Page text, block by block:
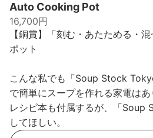
Auto Cooking Pot
16,700円
【銅賞】「刻む・あたためる・
ポット
こんな私でも「Soup Stock
で簡単にスープを作れる家電は
レシピ本も付属するが、「Soup
してほしい。